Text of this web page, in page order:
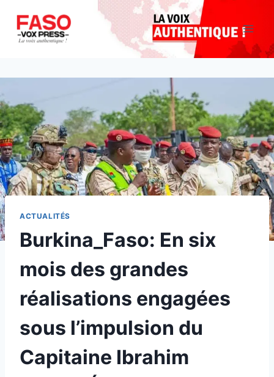
contenu
ACTUALITÉS
Burkina_Faso: En six
mois des grandes
réalisations engagées
sous l’impulsion du
Capitaine Ibrahim